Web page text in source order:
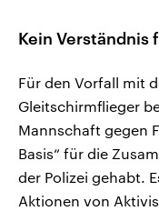
Kein Verständnis
Für den Vorfall mit
Gleitschirmflieger
Mannschaft gegen
Basis“ für die
der Polizei gehabt.
Aktionen von